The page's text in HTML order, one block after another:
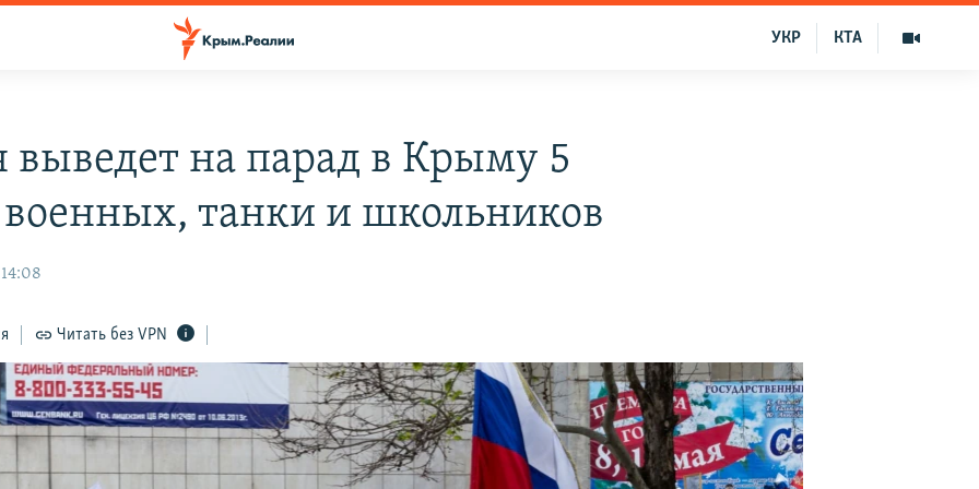
КТА
УКР
выведет на парад в Крыму 5
танки и школьников
Читать без VPN